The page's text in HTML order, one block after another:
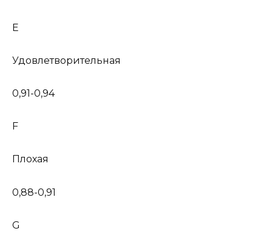
E
Удовлетворительная
0,91-0,94
F
Плохая
0,88-0,91
G